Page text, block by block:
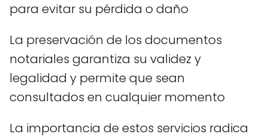
para evitar su pérdida o daño
La preservación de los documentos
notariales garantiza su validez y
legalidad y permite que sean
consultados en cualquier momento
La importancia de estos servicios radica